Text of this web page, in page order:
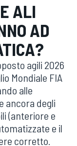
ALI
AD
agili 2026
Mondiale FIA
alle
ancora degli
(anteriore e
e il
corretto.